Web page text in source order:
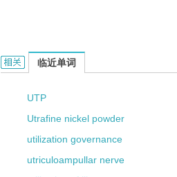
Uthai的相关资料：
临近单词
UTP
Utrafine nickel powder
utilization governance
utriculoampullar nerve